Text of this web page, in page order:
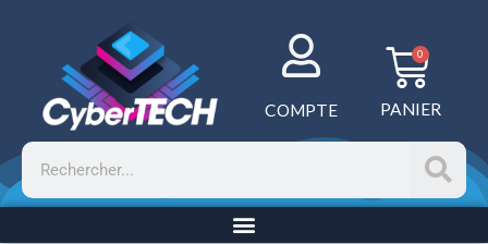
COMPTE
0
PANIER
Rechercher